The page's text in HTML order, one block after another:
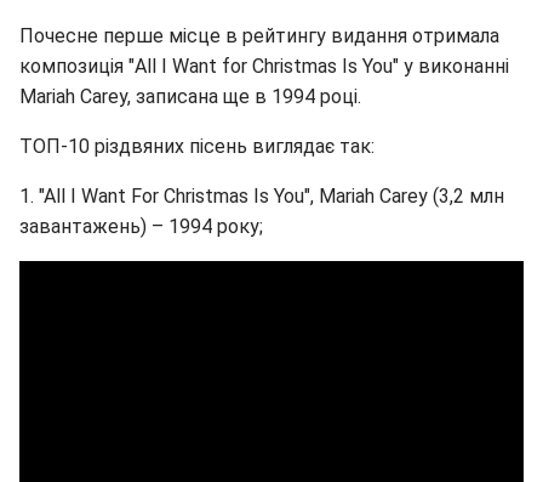
Почесне перше місце в рейтингу видання отримала
композиція "All I Want for Christmas Is You" у виконанні
Mariah Carey, записана ще в 1994 році.
ТОП-10 різдвяних пісень виглядає так:
1. "All I Want For Christmas Is You", Mariah Carey (3,2 млн
завантажень) – 1994 року;